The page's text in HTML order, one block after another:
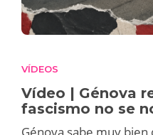
VÍDEOS
Vídeo | Génova
fascismo no se